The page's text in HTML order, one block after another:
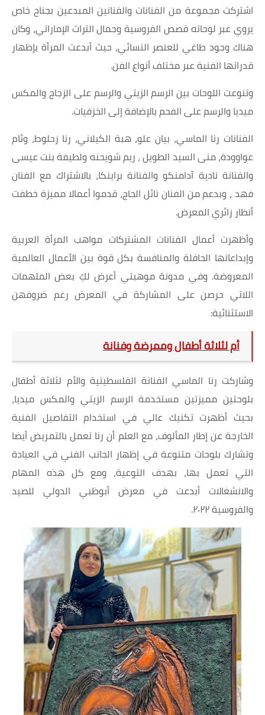
اشتركت مجموعة من الفنانات والفنانين المبدعين بجناح خاص
يروي عبر لوحاته قصص الفروسية وجمال التراث الإماراتي، وكان
هناك وجود طاغي للعنصر النسائي، حيث أبدعت المرأة بإظهار
قدراتها الفنية عبر مختلف أنواع الفن.
وتنوعت اللوحات بين الرسم الزيتي والرسم على الزجاج والمكس
ميديا والرسم على الفحم بالإضافة إلى الخزفيات.
الفنانات رنا الماسي، بيان علو، هبة الكيلاني، رنا زحلوط، وئام
عواوودة، منى السيد الطويل ، ريم شويحنه ولطيفة بنت عيسى
والفنانة نادية آدامنكو والفنانة براينكا، بالاشتراك مع الفنان
فهد ، وبدعم من الفنان نائل الحاج، قدموا أعمالا مميزة خطفت
أنظار زائري المعرض.
وأظهرت أعمال الفنانات المشتركات مواهب المرأة العربية
وإبداعاتها الحافلة والمنافسة بكل قوة بين الأعمال العالمية
المعروضة. وفي مدونة موهبتي أعرض لكِ بعض الملهمات
اللاتي حرصن على المشاركة في المعرض رغم ضروفهن
الاستثنائية:
أم لثلاثة أطفال وممرضة وفنانة
وشاركت رنا الماسي الفنانة الفلسطينية والأم لثلاثة أطفال
بلوحتين مميزتين مستخدمة الرسم الزيتي والمكس ميديا،
بحيث أظهرت تكنيك عالي في استخدام التفاصيل الفنية
الخارجة عن إطار المألوف، مع العلم أن رنا تعمل بالتمريض أيضا
وتشارك بلوحات متنوعة في إظهار الجانب الفني في العيادة
التي تعمل بها، بهدف التوعية، ومع كل هذه المهام
والانشغالات أبدعت في معرض أبوظبي الدولي للصيد
والفروسية ٢٠٢٢.